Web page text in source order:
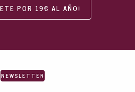
POR 19€ AL AÑO!
NEWSLETTER